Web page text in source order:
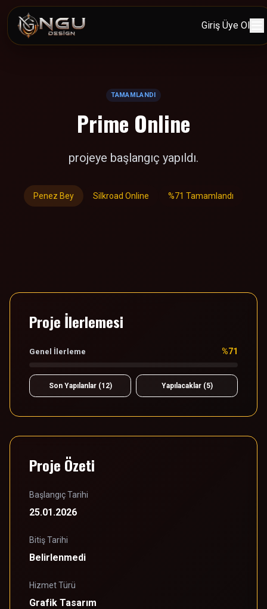
Giriş Üye Ol
TAMAMLANDI
Prime Online
projeye başlangıç yapıldı.
Penez Bey Silkroad Online %71 Tamamlandı
Proje İlerlemesi
Genel İlerleme %71
Son Yapılanlar (12) Yapılacaklar (5)
Proje Özeti
Başlangıç Tarihi
25.01.2026
Bitiş Tarihi
Belirlenmedi
Hizmet Türü
Grafik Tasarım